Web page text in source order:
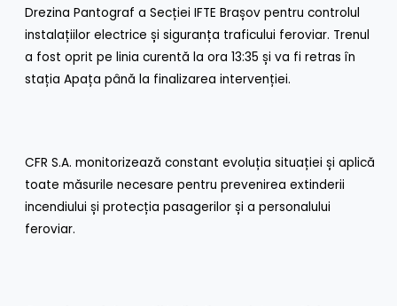
Drezina Pantograf a Secției IFTE Brașov pentru controlul
instalațiilor electrice și siguranța traficului feroviar. Trenul
a fost oprit pe linia curentă la ora 13:35 și va fi retras în
stația Apața până la finalizarea intervenției.
CFR S.A. monitorizează constant evoluția situației și aplică
toate măsurile necesare pentru prevenirea extinderii
incendiului și protecția pasagerilor și a personalului
feroviar.